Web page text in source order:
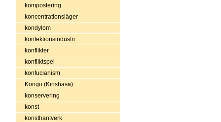
kompostering
koncentrationsläger
kondylom
konfektionsindustri
konflikter
konfliktspel
konfucianism
Kongo (Kinshasa)
konservering
konst
konsthantverk